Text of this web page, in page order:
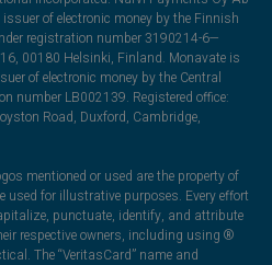
of electronic money by the Finnish
registration number 3190214-6—
00180 Helsinki, Finland. Monavate is
of electronic money by the Central
number LB002139. Registered office:
Road, Duxford, Cambridge,
mentioned or used are the property of
used for illustrative purposes. Every effort
punctuate, identify, and attribute
respective owners, including using ®
The “VeritasCard” name and